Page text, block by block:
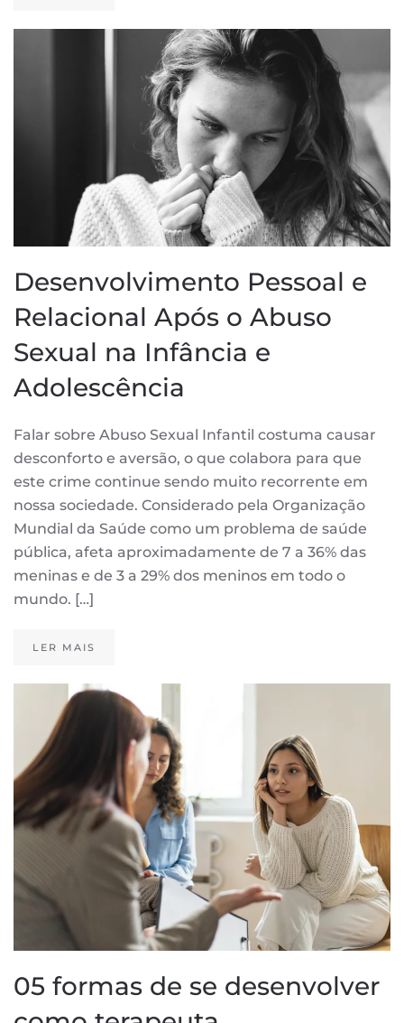
Desenvolvimento Pessoal e
Relacional Após o Abuso
Sexual na Infância e
Adolescência
Falar sobre Abuso Sexual Infantil costuma causar
desconforto e aversão, o que colabora para que
este crime continue sendo muito recorrente em
nossa sociedade. Considerado pela Organização
Mundial da Saúde como um problema de saúde
pública, afeta aproximadamente de 7 a 36% das
meninas e de 3 a 29% dos meninos em todo o
mundo. […]
LER MAIS
05 formas de se desenvolver